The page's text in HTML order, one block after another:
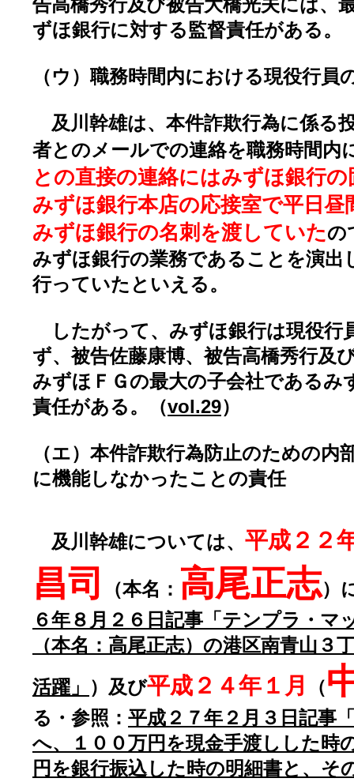
告高橋秀行及び被告大橋光夫には、
ずほ銀行に対する監督責任がある。
（ウ）職務時間内における現役行員
及川幹雄は、本件詐欺行為に係る
者とのメールでの連絡を職務時間内
との直接の連絡にはみずほ銀行
みずほ銀行本店の応接室で平日昼
みずほ銀行の名刺を渡していたの
みずほ銀行の業務であることを演出
行っていたといえる。
したがって、みずほ銀行は現役行
ず、被告佐藤康博、被告高橋秀行及
みずほＦＧの最大の子会社であるみ
責任がある。（vol.29）
（エ）本件詐欺行為防止のための内
に機能しなかったことの責任
及川幹雄については、 平成２２
昌司 （本名： 高尾正志）
６年８月２６日記事「テンプラ・マ
（本名：高尾正志）の港区南青山３
活躍」 ）及び平成２４年１月 （
る・参照： 平成２７年２月３日記事
へ、１００万円を現金手渡しした時
円を銀行振込した時の明細書と、そ